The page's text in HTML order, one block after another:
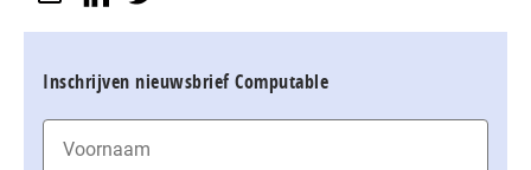
Inschrijven nieuwsbrief Computable